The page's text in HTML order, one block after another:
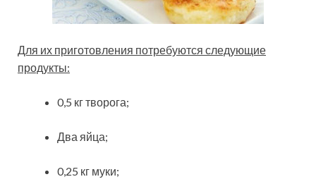
Для их приготовления потребуются следующие
продукты:
0,5 кг творога;
Два яйца;
0,25 кг муки;